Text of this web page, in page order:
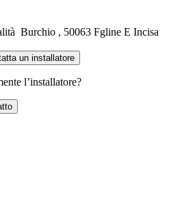
Burchio , 50063 Fgline E Incisa
un installatore
l’installatore?